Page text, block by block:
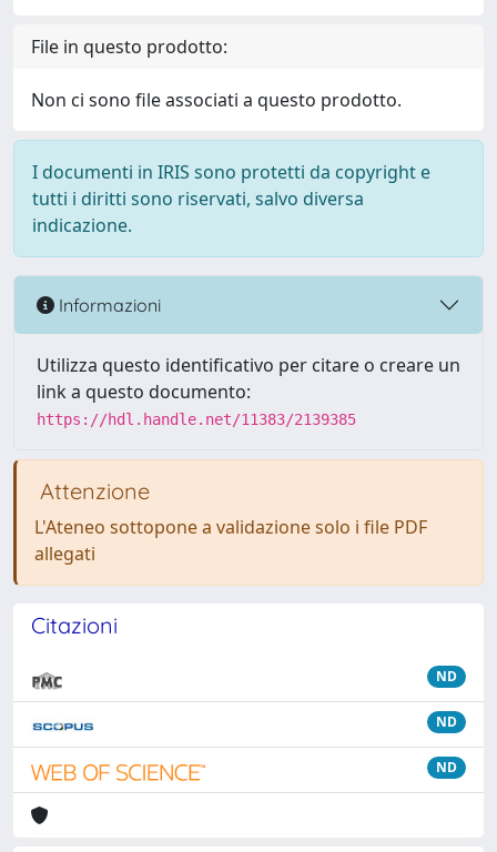
File in questo prodotto:
Non ci sono file associati a questo prodotto.
I documenti in IRIS sono protetti da copyright e
tutti i diritti sono riservati, salvo diversa
indicazione.
Informazioni
Utilizza questo identificativo per citare o creare un
link a questo documento:
https://hdl.handle.net/11383/2139385
Attenzione
L'Ateneo sottopone a validazione solo i file PDF
allegati
Citazioni
ND
ND
ND